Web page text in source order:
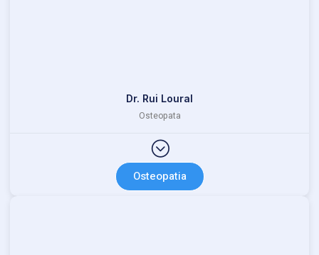
Dr. Rui Loural
Osteopata
Osteopatia